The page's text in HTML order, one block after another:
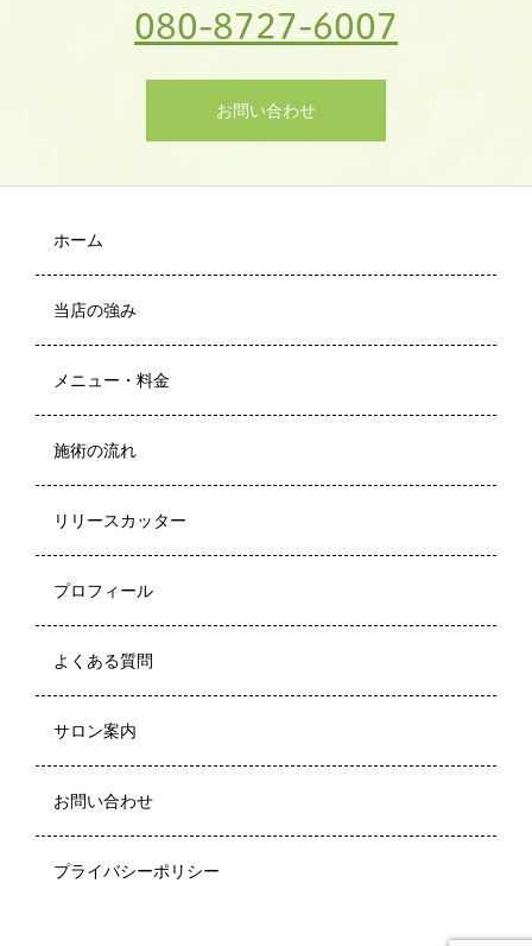
080-8727-6007
お問い合わせ
ホーム
当店の強み
メニュー・料金
施術の流れ
リリースカッター
プロフィール
よくある質問
サロン案内
お問い合わせ
プライバシーポリシー